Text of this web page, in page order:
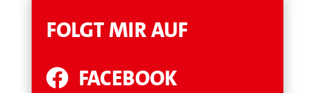
FOLGT MIR AUF
 FACEBOOK